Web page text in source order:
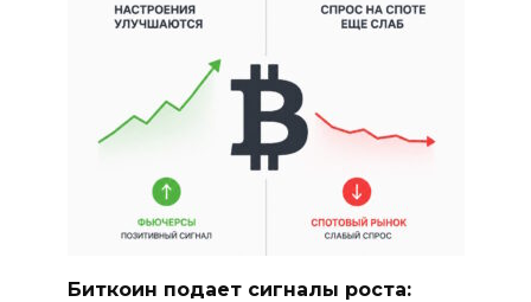
Биткоин подает сигналы роста: